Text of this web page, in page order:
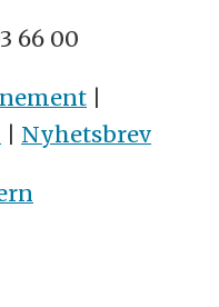
66 00
|
| Nyhetsbrev